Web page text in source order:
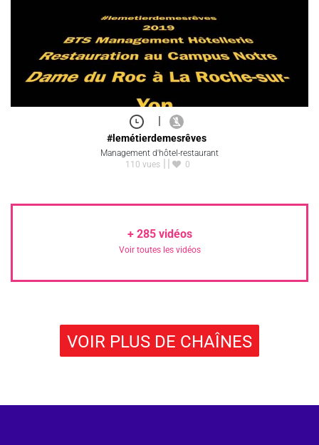
#lemétierdemesrêves
Management d'hôtel-restaurant
110 vues
0
+ 285vidéos
Voir toutes les vidéos
VOIR PLUS DE CHAÎNES